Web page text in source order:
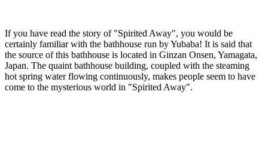
If you have read the story of "Spirited Away", you would be
certainly familiar with the bathhouse run by Yubaba! It is said that
the source of this bathhouse is located in Ginzan Onsen, Yamagata,
Japan. The quaint bathhouse building, coupled with the steaming
hot spring water flowing continuously, makes people seem to have
come to the mysterious world in "Spirited Away".